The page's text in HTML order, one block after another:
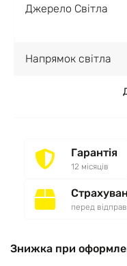
Джерело Світла
Напрямок світла
Гарантія
12 місяців
перед
Знижка при